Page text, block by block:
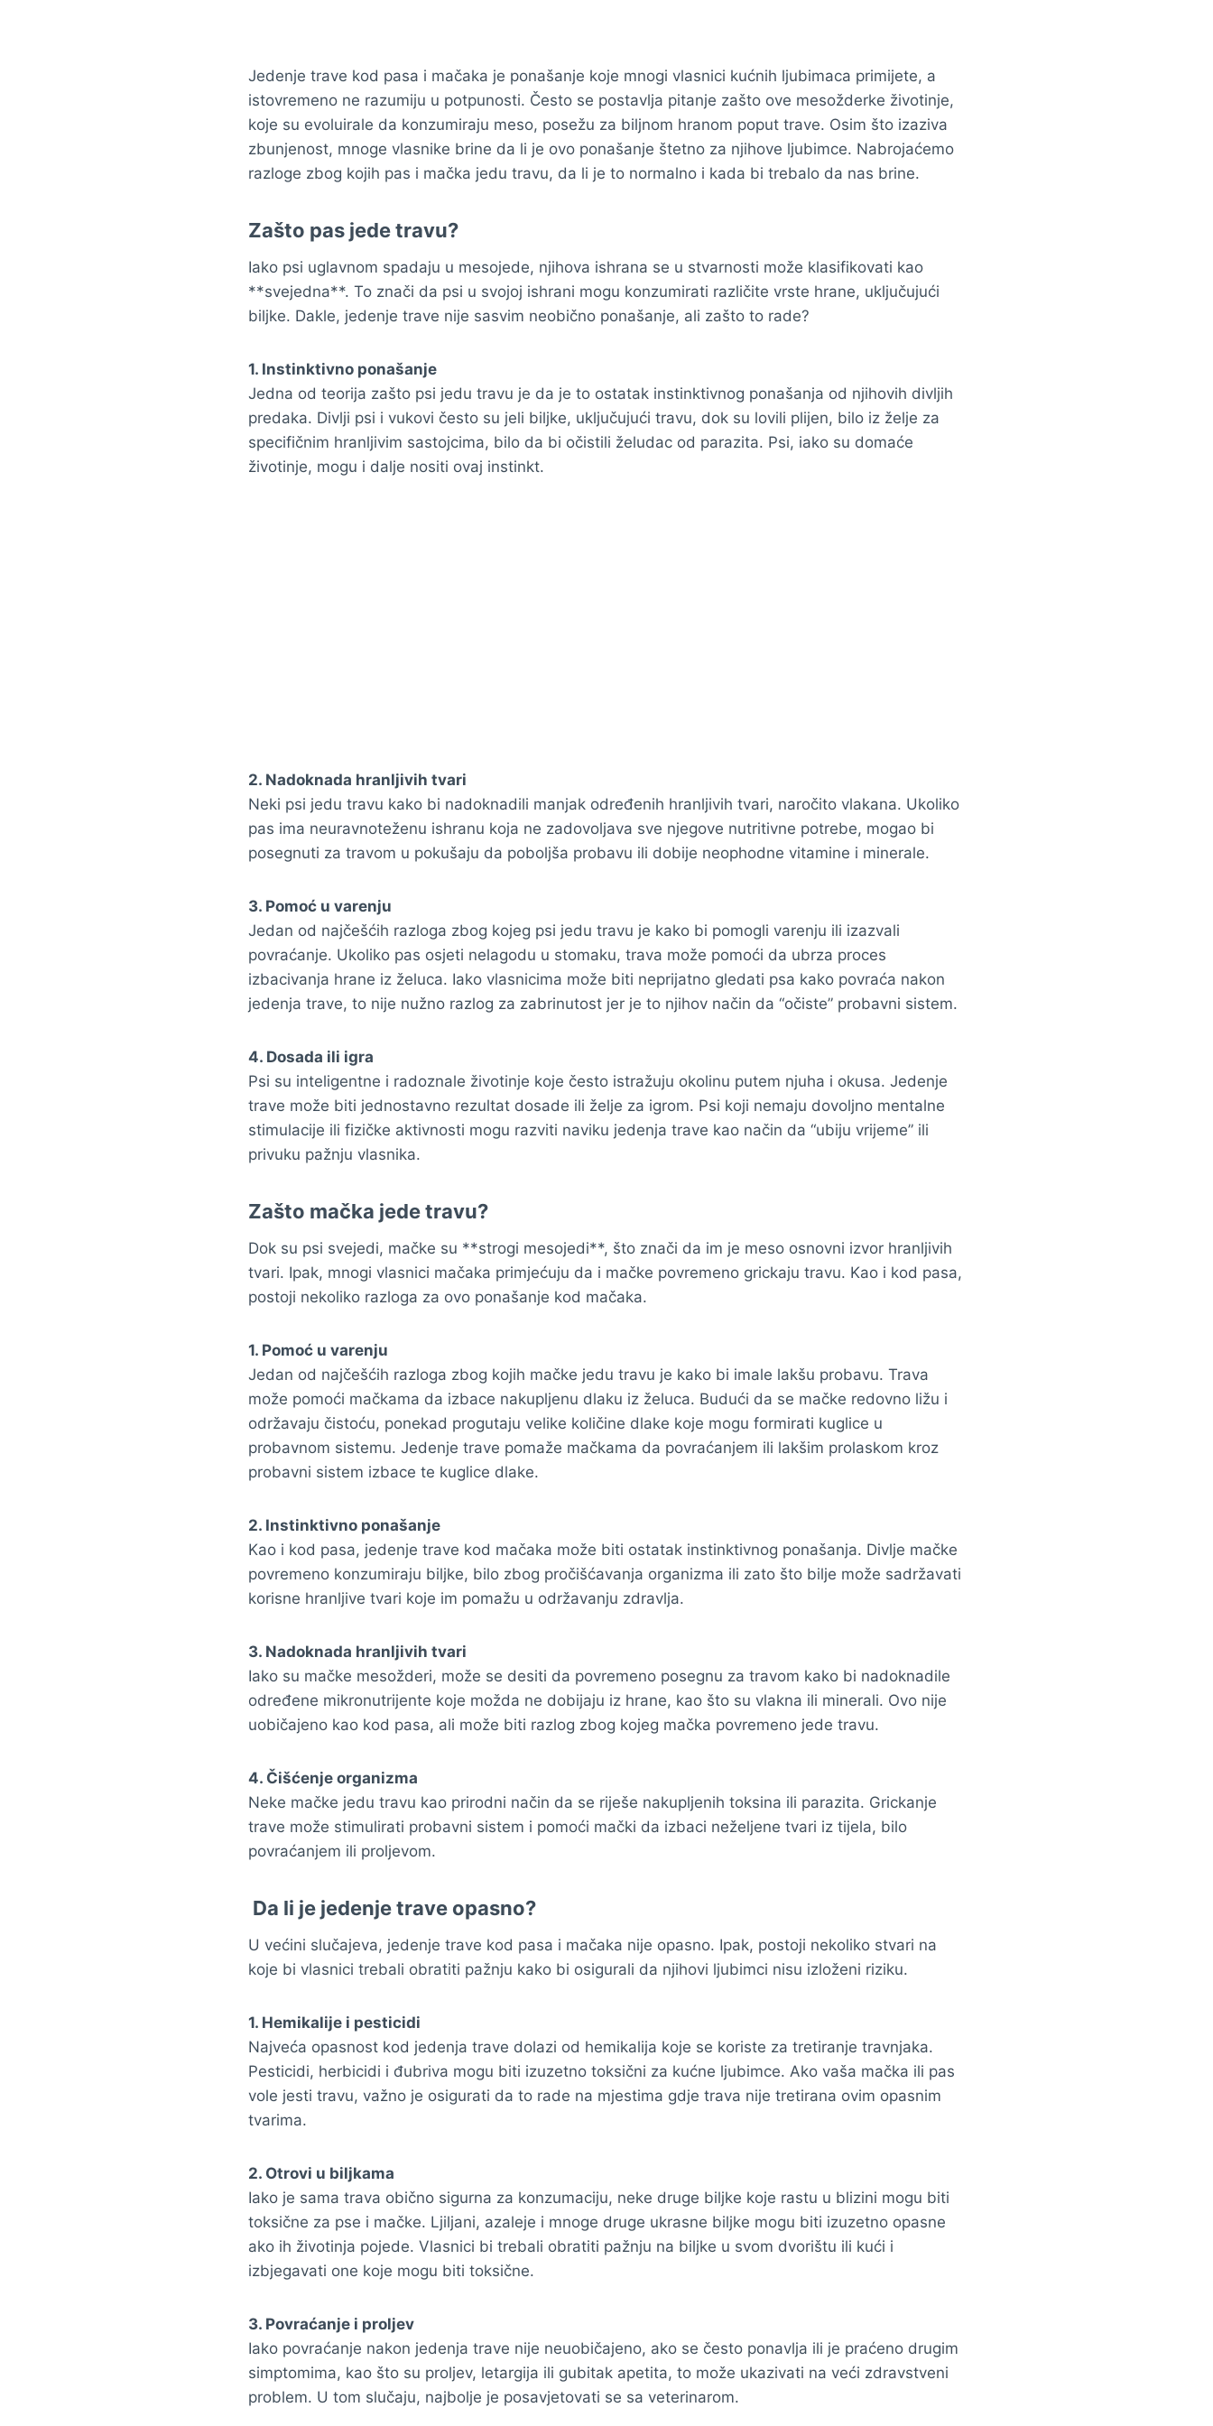
Jedenje trave kod pasa i mačaka je ponašanje koje mnogi vlasnici kućnih ljubimaca primijete, a
istovremeno ne razumiju u potpunosti. Često se postavlja pitanje zašto ove mesožderke životinje,
koje su evoluirale da konzumiraju meso, posežu za biljnom hranom poput trave. Osim što izaziva
zbunjenost, mnoge vlasnike brine da li je ovo ponašanje štetno za njihove ljubimce. Nabrojaćemo
razloge zbog kojih pas i mačka jedu travu, da li je to normalno i kada bi trebalo da nas brine.
Zašto pas jede travu?
Iako psi uglavnom spadaju u mesojede, njihova ishrana se u stvarnosti može klasifikovati kao
**svejedna**. To znači da psi u svojoj ishrani mogu konzumirati različite vrste hrane, uključujući
biljke. Dakle, jedenje trave nije sasvim neobično ponašanje, ali zašto to rade?
1. Instinktivno ponašanje
Jedna od teorija zašto psi jedu travu je da je to ostatak instinktivnog ponašanja od njihovih divljih
predaka. Divlji psi i vukovi često su jeli biljke, uključujući travu, dok su lovili plijen, bilo iz želje za
specifičnim hranljivim sastojcima, bilo da bi očistili želudac od parazita. Psi, iako su domaće
životinje, mogu i dalje nositi ovaj instinkt.
2. Nadoknada hranljivih tvari
Neki psi jedu travu kako bi nadoknadili manjak određenih hranljivih tvari, naročito vlakana. Ukoliko
pas ima neuravnoteženu ishranu koja ne zadovoljava sve njegove nutritivne potrebe, mogao bi
posegnuti za travom u pokušaju da poboljša probavu ili dobije neophodne vitamine i minerale.
3. Pomoć u varenju
Jedan od najčešćih razloga zbog kojeg psi jedu travu je kako bi pomogli varenju ili izazvali
povraćanje. Ukoliko pas osjeti nelagodu u stomaku, trava može pomoći da ubrza proces
izbacivanja hrane iz želuca. Iako vlasnicima može biti neprijatno gledati psa kako povraća nakon
jedenja trave, to nije nužno razlog za zabrinutost jer je to njihov način da “očiste” probavni sistem.
4. Dosada ili igra
Psi su inteligentne i radoznale životinje koje često istražuju okolinu putem njuha i okusa. Jedenje
trave može biti jednostavno rezultat dosade ili želje za igrom. Psi koji nemaju dovoljno mentalne
stimulacije ili fizičke aktivnosti mogu razviti naviku jedenja trave kao način da “ubiju vrijeme” ili
privuku pažnju vlasnika.
Zašto mačka jede travu?
Dok su psi svejedi, mačke su **strogi mesojedi**, što znači da im je meso osnovni izvor hranljivih
tvari. Ipak, mnogi vlasnici mačaka primjećuju da i mačke povremeno grickaju travu. Kao i kod pasa,
postoji nekoliko razloga za ovo ponašanje kod mačaka.
1. Pomoć u varenju
Jedan od najčešćih razloga zbog kojih mačke jedu travu je kako bi imale lakšu probavu. Trava
može pomoći mačkama da izbace nakupljenu dlaku iz želuca. Budući da se mačke redovno ližu i
održavaju čistoću, ponekad progutaju velike količine dlake koje mogu formirati kuglice u
probavnom sistemu. Jedenje trave pomaže mačkama da povraćanjem ili lakšim prolaskom kroz
probavni sistem izbace te kuglice dlake.
2. Instinktivno ponašanje
Kao i kod pasa, jedenje trave kod mačaka može biti ostatak instinktivnog ponašanja. Divlje mačke
povremeno konzumiraju biljke, bilo zbog pročišćavanja organizma ili zato što bilje može sadržavati
korisne hranljive tvari koje im pomažu u održavanju zdravlja.
3. Nadoknada hranljivih tvari
Iako su mačke mesožderi, može se desiti da povremeno posegnu za travom kako bi nadoknadile
određene mikronutrijente koje možda ne dobijaju iz hrane, kao što su vlakna ili minerali. Ovo nije
uobičajeno kao kod pasa, ali može biti razlog zbog kojeg mačka povremeno jede travu.
4. Čišćenje organizma
Neke mačke jedu travu kao prirodni način da se riješe nakupljenih toksina ili parazita. Grickanje
trave može stimulirati probavni sistem i pomoći mački da izbaci neželjene tvari iz tijela, bilo
povraćanjem ili proljevom.
Da li je jedenje trave opasno?
U većini slučajeva, jedenje trave kod pasa i mačaka nije opasno. Ipak, postoji nekoliko stvari na
koje bi vlasnici trebali obratiti pažnju kako bi osigurali da njihovi ljubimci nisu izloženi riziku.
1. Hemikalije i pesticidi
Najveća opasnost kod jedenja trave dolazi od hemikalija koje se koriste za tretiranje travnjaka.
Pesticidi, herbicidi i đubriva mogu biti izuzetno toksični za kućne ljubimce. Ako vaša mačka ili pas
vole jesti travu, važno je osigurati da to rade na mjestima gdje trava nije tretirana ovim opasnim
tvarima.
2. Otrovi u biljkama
Iako je sama trava obično sigurna za konzumaciju, neke druge biljke koje rastu u blizini mogu biti
toksične za pse i mačke. Ljiljani, azaleje i mnoge druge ukrasne biljke mogu biti izuzetno opasne
ako ih životinja pojede. Vlasnici bi trebali obratiti pažnju na biljke u svom dvorištu ili kući i
izbjegavati one koje mogu biti toksične.
3. Povraćanje i proljev
Iako povraćanje nakon jedenja trave nije neuobičajeno, ako se često ponavlja ili je praćeno drugim
simptomima, kao što su proljev, letargija ili gubitak apetita, to može ukazivati na veći zdravstveni
problem. U tom slučaju, najbolje je posavjetovati se sa veterinarom.